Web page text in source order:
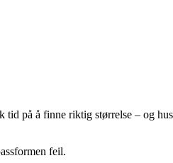
på å finne riktig størrelse – og
feil.